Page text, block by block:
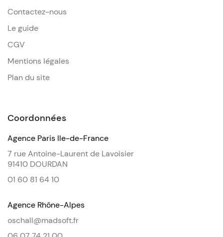
Contactez-nous
Le guide
CGV
Mentions légales
Plan du site
Coordonnées
Agence Paris Ile-de-France
7 rue Antoine-Laurent de Lavoisier
91410 DOURDAN
01 60 81 64 10
Agence Rhône-Alpes
oschall@madsoft.fr